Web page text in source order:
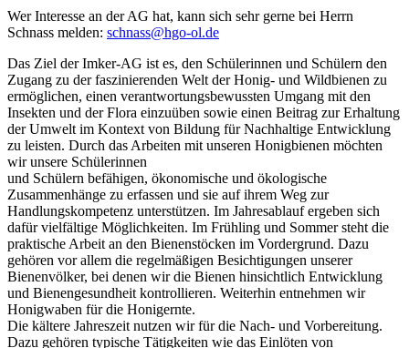
Wer Interesse an der AG hat, kann sich sehr gerne bei Herrn
Schnass melden: schnass@hgo-ol.de
Das Ziel der Imker-AG ist es, den Schülerinnen und Schülern den
Zugang zu der faszinierenden Welt der Honig- und Wildbienen zu
ermöglichen, einen verantwortungsbewussten Umgang mit den
Insekten und der Flora einzuüben sowie einen Beitrag zur Erhaltung
der Umwelt im Kontext von Bildung für Nachhaltige Entwicklung
zu leisten. Durch das Arbeiten mit unseren Honigbienen möchten
wir unsere Schülerinnen
und Schülern befähigen, ökonomische und ökologische
Zusammenhänge zu erfassen und sie auf ihrem Weg zur
Handlungskompetenz unterstützen. Im Jahresablauf ergeben sich
dafür vielfältige Möglichkeiten. Im Frühling und Sommer steht die
praktische Arbeit an den Bienenstöcken im Vordergrund. Dazu
gehören vor allem die regelmäßigen Besichtigungen unserer
Bienenvölker, bei denen wir die Bienen hinsichtlich Entwicklung
und Bienengesundheit kontrollieren. Weiterhin entnehmen wir
Honigwaben für die Honigernte.
Die kältere Jahreszeit nutzen wir für die Nach- und Vorbereitung.
Dazu gehören typische Tätigkeiten wie das Einlöten von